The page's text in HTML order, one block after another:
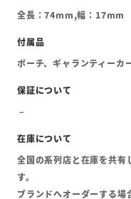
全長：74mm,幅：17mm
ポーチ、ギャランティーカ
全国の系列店と在庫を共有
す。
ブランドへオーダーする場